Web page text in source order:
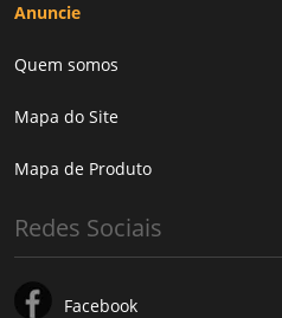
Anuncie
Quem somos
Mapa do Site
Mapa de Produto
Redes Sociais
Facebook